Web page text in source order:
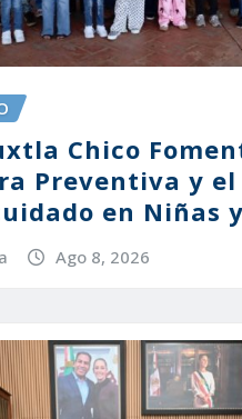
Chico
Preventiva y el
en Niñas
Ago 8, 2026